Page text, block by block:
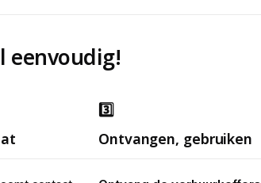
eenvoudig!
3️⃣
Ontvangen, gebruiken